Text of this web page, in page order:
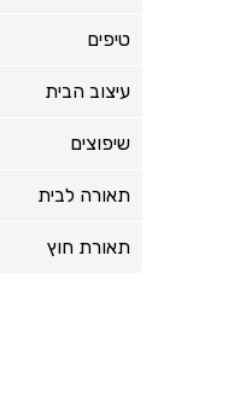
טיפים
עיצוב הבית
שיפוצים
תאורה לבית
תאורת חוץ